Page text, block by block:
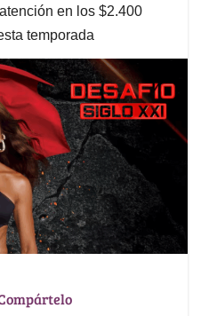
en los $2.400
temporada